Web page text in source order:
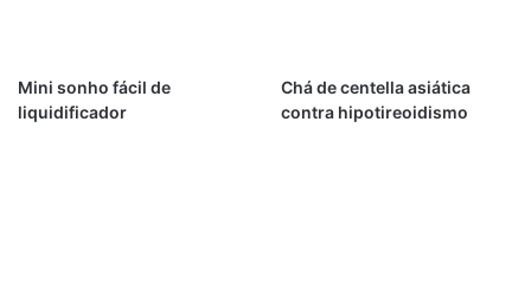
Mini sonho fácil de
liquidificador
Chá de centella asiática
contra hipotireoidismo